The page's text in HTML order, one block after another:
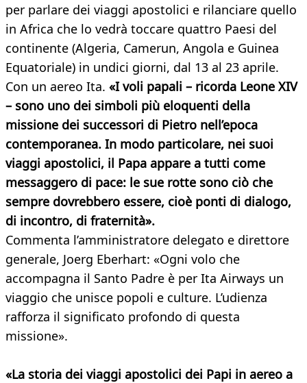
per parlare dei viaggi apostolici e rilanciare quello
in Africa che lo vedrà toccare quattro Paesi del
continente (Algeria, Camerun, Angola e Guinea
Equatoriale) in undici giorni, dal 13 al 23 aprile.
Con un aereo Ita. «I voli papali – ricorda Leone XIV
– sono uno dei simboli più eloquenti della
missione dei successori di Pietro nell’epoca
contemporanea. In modo particolare, nei suoi
viaggi apostolici, il Papa appare a tutti come
messaggero di pace: le sue rotte sono ciò che
sempre dovrebbero essere, cioè ponti di dialogo,
di incontro, di fraternità».
Commenta l’amministratore delegato e direttore
generale, Joerg Eberhart: «Ogni volo che
accompagna il Santo Padre è per Ita Airways un
viaggio che unisce popoli e culture. L’udienza
rafforza il significato profondo di questa
missione».
«La storia dei viaggi apostolici dei Papi in aereo a